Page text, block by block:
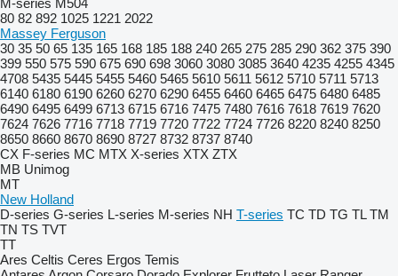
M-series M504
80 82 892 1025 1221 2022
Massey Ferguson
30 35 50 65 135 165 168 185 188 240 265 275 285 290 362 375 390
399 550 575 590 675 690 698 3060 3080 3085 3640 4235 4255 4345
4708 5435 5445 5455 5460 5465 5610 5611 5612 5710 5711 5713
6140 6180 6190 6260 6270 6290 6455 6460 6465 6475 6480 6485
6490 6495 6499 6713 6715 6716 7475 7480 7616 7618 7619 7620
7624 7626 7716 7718 7719 7720 7722 7724 7726 8220 8240 8250
8650 8660 8670 8690 8727 8732 8737 8740
CX F-series MC MTX X-series XTX ZTX
MB Unimog
MT
New Holland
D-series G-series L-series M-series NH T-series TC TD TG TL TM
TN TS TVT
TT
Ares Celtis Ceres Ergos Temis